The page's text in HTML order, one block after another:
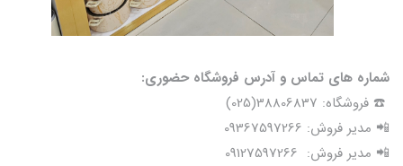
شماره های تماس و آدرس فروشگاه حضوری:
☎️ فروشگاه: 38806837(025)
📲 مدیر فروش: 09367597266
📲 مدیر فروش: 09127597266